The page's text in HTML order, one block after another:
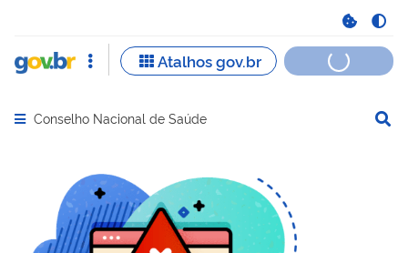
Abrir menu principal de navegação
Conselho Nacional de Saúde